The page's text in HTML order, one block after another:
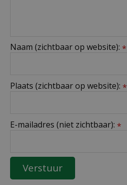
Naam (zichtbaar op website): *
Plaats (zichtbaar op website): *
E-mailadres (niet zichtbaar): *